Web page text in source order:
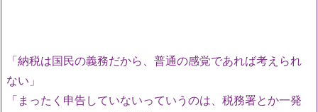
「納税は国民の義務だから、普通の感覚であれば考えられ
ない」
「まったく申告していないっていうのは、税務署とか一発